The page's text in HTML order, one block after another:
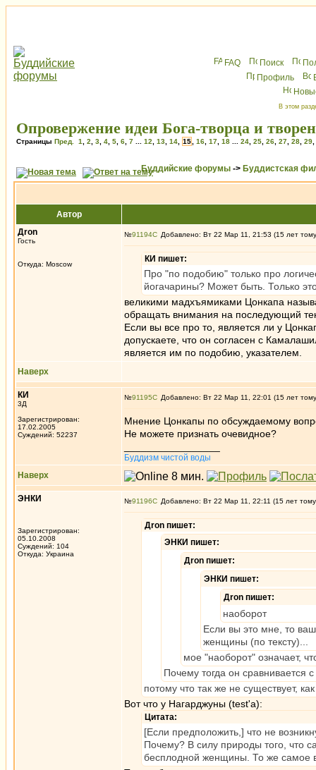
FAQ Поиск
Профиль
В этом
Опровержение идеи Бога-творца и
Страницы Пред. 1 2 3 4 5 6 7 12 13 14 15 16 17 18 24 25 26 27 28 29
Буддийские форумы -> Буддистская
Автор
Дron
Гость
Откуда: Moscow
№91194 Добавлено: Вт 22 Мар 11, 21:53 (15 лет
КИ пишет:
Про "по подобию" только про
йогачарины? Может быть. Только
великими мадхъямиками Цонкапа
обращать внимания на последующий
Если вы все про то, является ли у
допускаете, что он согласен с
является им по подобию, указателем.
Наверх
КИ
3Д
Зарегистрирован:
17.02.2005
Суждений: 52237
№91195 Добавлено: Вт 22 Мар 11, 22:01 (15 лет
Мнение Цонкапы по обсуждаемому
Не можете признать очевидное?
Буддизм чистой воды
Наверх
ЭНКИ
Зарегистрирован:
05.10.2008
Суждений: 104
Откуда: Украина
№91196 Добавлено: Вт 22 Мар 11, 22:11 (15 лет
Дron пишет:
ЭНКИ пишет:
Дron пишет:
ЭНКИ пишет:
Дron пишет:
наоборот
Если вы это мне, то
женщины (по тексту)...
мое "наоборот" означает,
Почему тогда он
потому что так же не существует,
Вот что у Нагарджуны (test'a):
Цитата:
[Если предположить,] что не
Почему? В силу природы того, что
бесплодной женщины. То же самое